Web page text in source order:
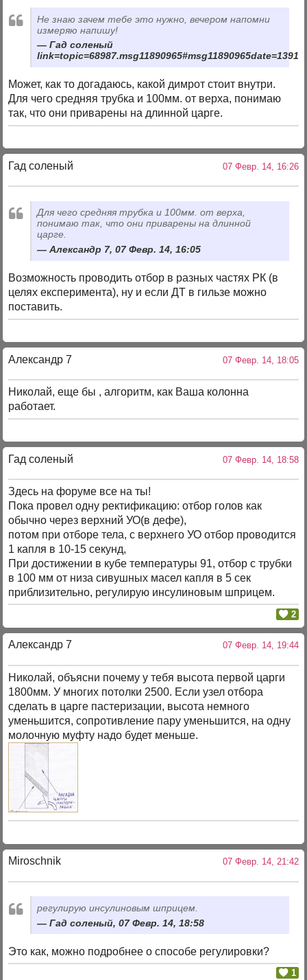
Не знаю зачем тебе это нужно, вечером напомни
измеряю напишу!
Гад соленый
Может, как то догадаюсь, какой димрот стоит внутри.
Для чего средняя трубка и 100мм. от верха, понимаю
так, что они приварены на длинной царге.
Гад соленый 07 Февр. 14, 16:26
Для чего средняя трубка и 100мм. от верха,
понимаю так, что они приварены на длинной
царге.
Александр 7, 07 Февр. 14, 16:05
Возможность проводить отбор в разных частях РК (в
целях експеримента), ну и если ДТ в гильзе можно
поставить.
Александр 7 07 Февр. 14, 18:05
Николай, еще бы , алгоритм, как Ваша колонна
работает.
Гад соленый 07 Февр. 14, 18:58
Здесь на форуме все на ты!
Пока провел одну ректификацию: отбор голов как
обычно через верхний УО(в дефе),
потом при отборе тела, с верхнего УО отбор проводится
1 капля в 10-15 секунд,
При достижении в кубе температуры 91, отбор с трубки
в 100 мм от низа сивушных масел капля в 5 сек
приблизительно, регулирую инсулиновым шприцем.
2
Александр 7 07 Февр. 14, 19:44
Николай, объясни почему у тебя высота первой царги
1800мм. У многих потолки 2500. Если узел отбора
сделать в царге пастеризации, высота немного
уменьшится, сопротивление пару уменьшится, на одну
молочную муфту надо будет меньше.
Miroschnik 07 Февр. 14, 21:42
регулирую инсулиновым шприцем.
Гад соленый, 07 Февр. 14, 18:58
Это как, можно подробнее о способе регулировки?
1